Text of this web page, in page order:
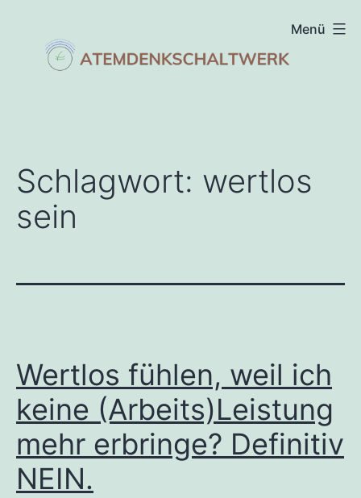
springen
Menü
Schlagwort: wertlos
sein
Wertlos fühlen, weil ich
keine (Arbeits)Leistung
mehr erbringe? Definitiv
NEIN.